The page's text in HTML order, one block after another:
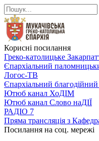
Корисні посилання
Греко-католицьке
Єпархіальний
Логос-ТВ
Єпархіальний
Ютюб канал ХоДІМ
Ютюб канал Слово наДІЇ
РАДІО 7
Пряма трансляція з
Посилання на соц. мережі